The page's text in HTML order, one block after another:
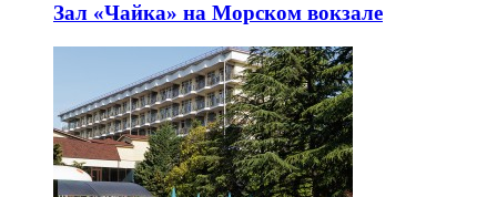
Зал «Чайка» на Морском вокзале